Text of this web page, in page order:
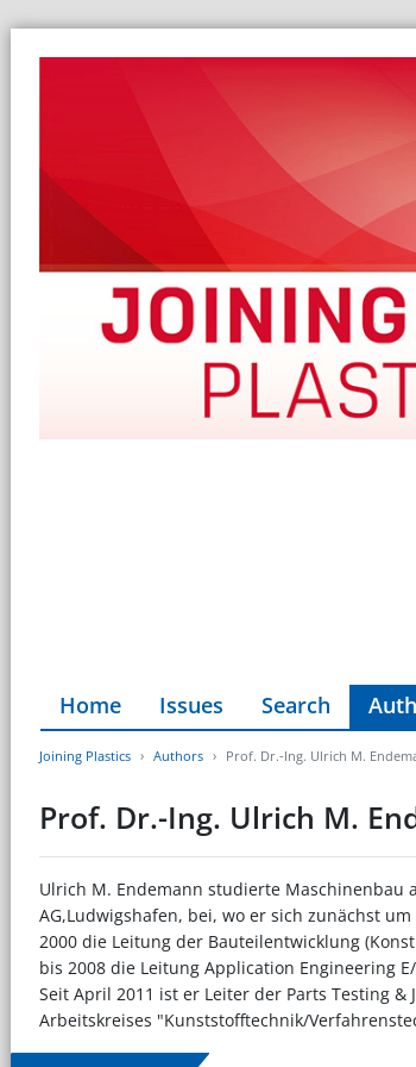
Home Issues Search
Joining Plastics Authors Prof. Dr.-Ing. Ulrich M.
Prof. Dr.-Ing. Ulrich M.
Ulrich M. Endemann studierte Maschinenbau
AG,Ludwigshafen, bei, wo er sich zunächst
2000 die Leitung der Bauteilentwicklung
bis 2008 die Leitung Application Engineering
Seit April 2011 ist er Leiter der Parts Testing &
Arbeitskreises "Kunststofftechnik/